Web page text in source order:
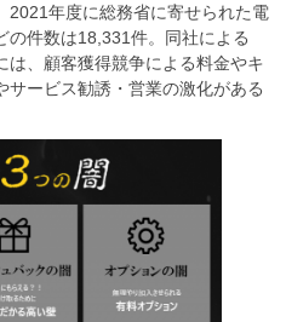
2021年度に総務省に寄せられた電
の件数は18,331件。同社による
は、顧客獲得競争による料金やキ
サービス勧誘・営業の激化がある